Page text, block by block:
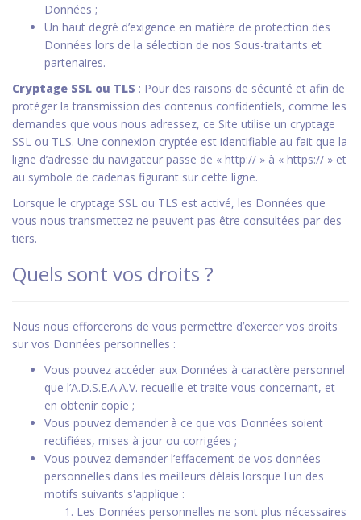
Données ;
Un haut degré d’exigence en matière de protection des
Données lors de la sélection de nos Sous-traitants et
partenaires.
Cryptage SSL ou TLS : Pour des raisons de sécurité et afin de
protéger la transmission des contenus confidentiels, comme les
demandes que vous nous adressez, ce Site utilise un cryptage
SSL ou TLS. Une connexion cryptée est identifiable au fait que la
ligne d’adresse du navigateur passe de « http:// » à « https:// » et
au symbole de cadenas figurant sur cette ligne.
Lorsque le cryptage SSL ou TLS est activé, les Données que
vous nous transmettez ne peuvent pas être consultées par des
tiers.
Quels sont vos droits ?
Nous nous efforcerons de vous permettre d’exercer vos droits
sur vos Données personnelles :
Vous pouvez accéder aux Données à caractère personnel
que l’A.D.S.E.A.A.V. recueille et traite vous concernant, et
en obtenir copie ;
Vous pouvez demander à ce que vos Données soient
rectifiées, mises à jour ou corrigées ;
Vous pouvez demander l’effacement de vos données
personnelles dans les meilleurs délais lorsque l'un des
motifs suivants s'applique :
Les Données personnelles ne sont plus nécessaires